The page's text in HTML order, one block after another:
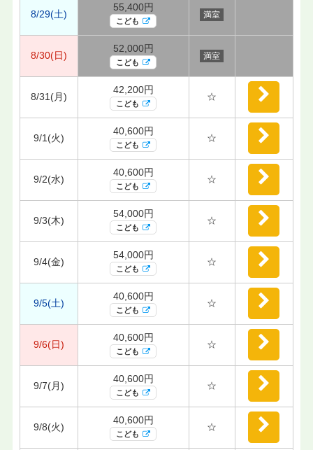
8/29(土)
55,400円
こども
満室
8/30(日)
52,000円
こども
満室
8/31(月)
42,200円
こども
☆
9/1(火)
40,600円
こども
☆
9/2(水)
40,600円
こども
☆
9/3(木)
54,000円
こども
☆
9/4(金)
54,000円
こども
☆
9/5(土)
40,600円
こども
☆
9/6(日)
40,600円
こども
☆
9/7(月)
40,600円
こども
☆
9/8(火)
40,600円
こども
☆